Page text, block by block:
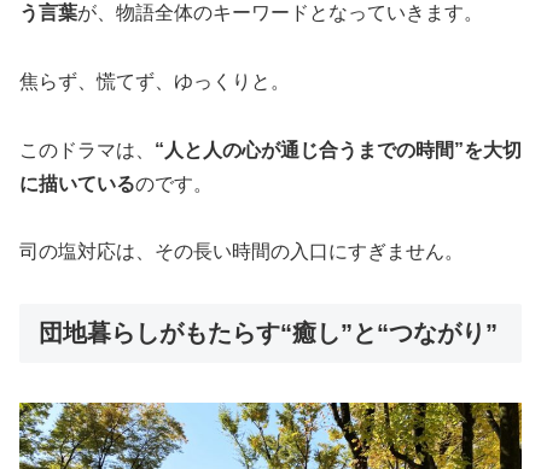
う言葉が、物語全体のキーワードとなっていきます。
焦らず、慌てず、ゆっくりと。
このドラマは、 “人と人の心が通じ合うまでの時間”を大切
に描いているのです。
司の塩対応は、その長い時間の入口にすぎません。
団地暮らしがもたらす“癒し”と“つながり”